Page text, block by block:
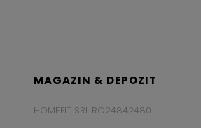
MAGAZIN & DEPOZIT
HOMEFIT SRL RO24842480